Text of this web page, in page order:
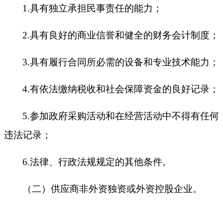
1.具有独立承担民事责任的能力；
2.具有良好的商业信誉和健全的财务会计制度；
3.具有履行合同所必需的设备和专业技术能力；
4.有依法缴纳税收和社会保障资金的良好记录；
5.参加政府采购活动和在经营活动中不得有任何
违法记录 ；
6.法律、行政法规规定的其他条件。
（二）供应商非外资独资或外资控股企业。